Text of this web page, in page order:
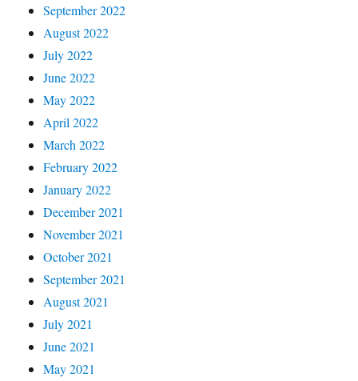
September 2022
August 2022
July 2022
June 2022
May 2022
April 2022
March 2022
February 2022
January 2022
December 2021
November 2021
October 2021
September 2021
August 2021
July 2021
June 2021
May 2021